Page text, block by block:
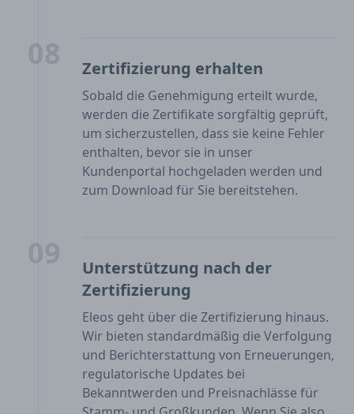
Zertifizierung erhalten
Sobald die Genehmigung erteilt wurde,
werden die Zertifikate sorgfältig geprüft,
um sicherzustellen, dass sie keine Fehler
enthalten, bevor sie in unser
Kundenportal hochgeladen werden und
zum Download für Sie bereitstehen.
Unterstützung nach der
Zertifizierung
Eleos geht über die Zertifizierung hinaus.
Wir bieten standardmäßig die Verfolgung
und Berichterstattung von Erneuerungen,
regulatorische Updates bei
Bekanntwerden und Preisnachlässe für